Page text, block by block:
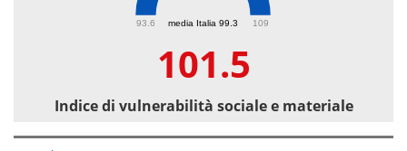
media Italia 99.3
93.6 109
101.5
Indice di vulnerabilità sociale e materiale